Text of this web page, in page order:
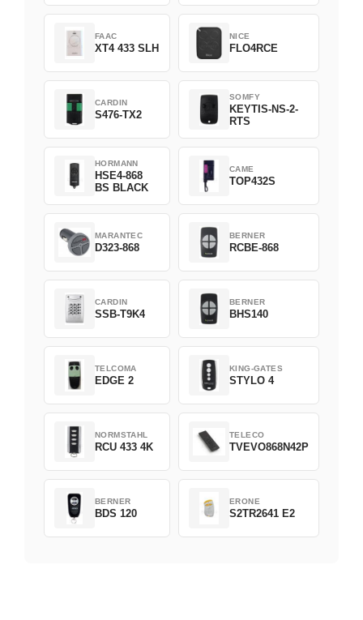
FAAC
XT4 433 SLH
NICE
FLO4RCE
CARDIN
S476-TX2
SOMFY
KEYTIS-NS-2-
RTS
HORMANN
HSE4-868
BS BLACK
CAME
TOP432S
MARANTEC
D323-868
BERNER
RCBE-868
CARDIN
SSB-T9K4
BERNER
BHS140
TELCOMA
EDGE 2
KING-GATES
STYLO 4
NORMSTAHL
RCU 433 4K
TELECO
TVEVO868N42P
BERNER
BDS 120
ERONE
S2TR2641 E2